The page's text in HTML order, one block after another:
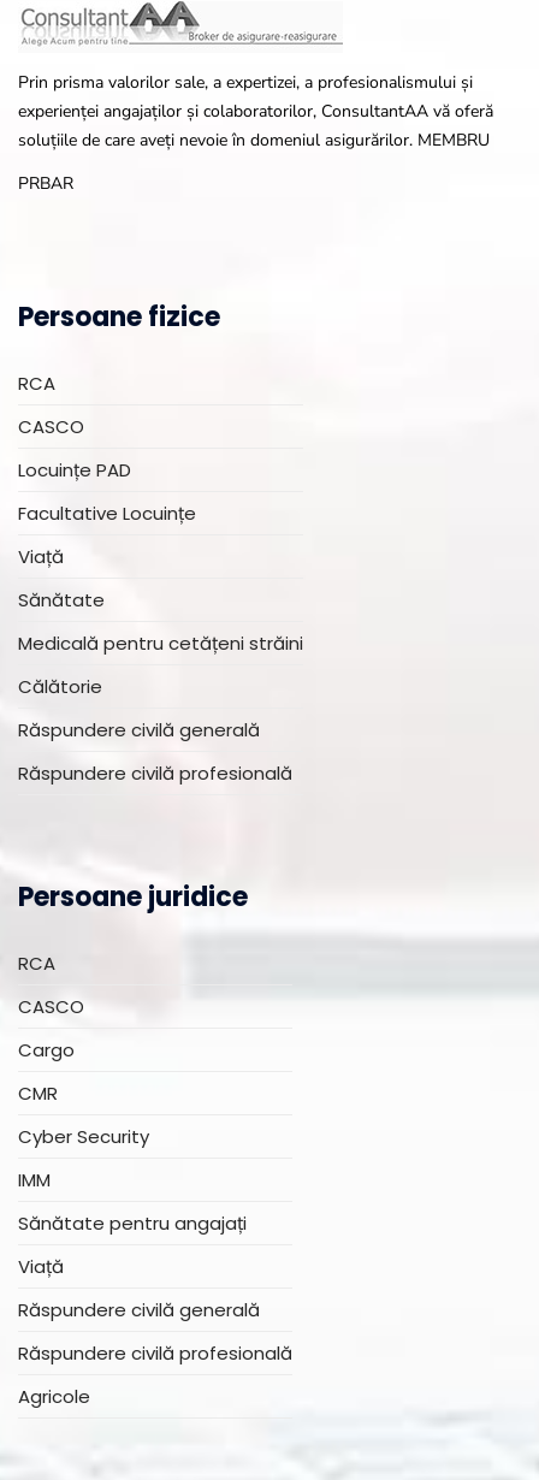
Prin prisma valorilor sale, a expertizei, a profesionalismului și
experienței angajaților și colaboratorilor, ConsultantAA vă oferă
soluțiile de care aveți nevoie în domeniul asigurărilor. MEMBRU
PRBAR
Persoane fizice
RCA
CASCO
Locuințe PAD
Facultative Locuințe
Viață
Sănătate
Medicală pentru cetățeni străini
Călătorie
Răspundere civilă generală
Răspundere civilă profesională
Persoane juridice
RCA
CASCO
Cargo
CMR
Cyber Security
IMM
Sănătate pentru angajați
Viață
Răspundere civilă generală
Răspundere civilă profesională
Agricole